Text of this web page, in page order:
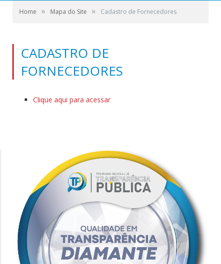
Home » Mapa do Site » Cadastro de Fornecedores
CADASTRO DE
FORNECEDORES
Clique aqui para acessar